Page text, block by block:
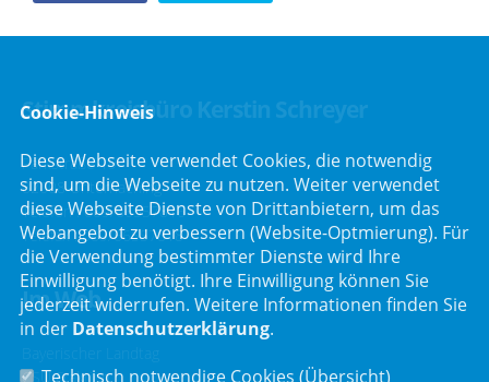
Stimmkreisbüro Kerstin Schreyer
Parkstraße 19
82008 Unterhaching
Telefon :089/66557816
Telefax : 089/66557818
Im Web
CSU Fraktion
Cookie-Hinweis
Diese Webseite verwendet Cookies, die notwendig
sind, um die Webseite zu nutzen. Weiter verwendet
diese Webseite Dienste von Drittanbietern, um das
Webangebot zu verbessern (Website-Optmierung). Für
die Verwendung bestimmter Dienste wird Ihre
Einwilligung benötigt. Ihre Einwilligung können Sie
jederzeit widerrufen. Weitere Informationen finden Sie
in der Datenschutzerklärung.
Technisch notwendige Cookies (Übersicht)